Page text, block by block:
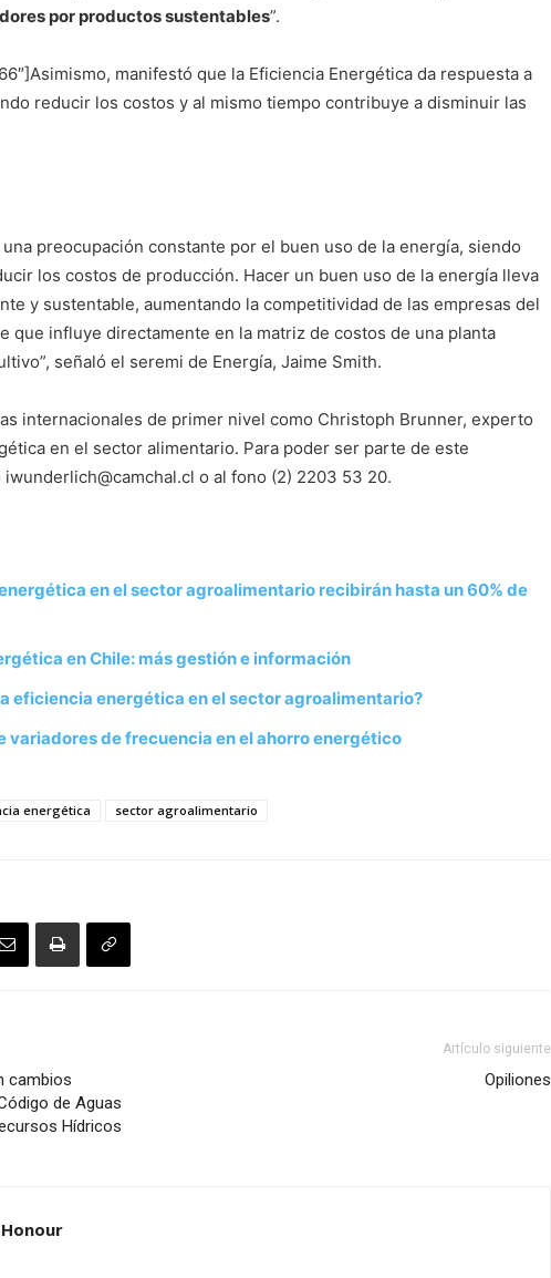
por productos sustentables”.
manifestó que la Eficiencia Energética da respuesta a
reducir los costos y al mismo tiempo contribuye a disminuir las
preocupación constante por el buen uso de la energía, siendo
los costos de producción. Hacer un buen uso de la energía lleva
y sustentable, aumentando la competitividad de las empresas del
que influye directamente en la matriz de costos de una planta
señaló el seremi de Energía, Jaime Smith.
internacionales de primer nivel como Christoph Brunner, experto
en el sector alimentario. Para poder ser parte de este
o al fono (2) 2203 53 20.
en el sector agroalimentario recibirán hasta un 60% de
en Chile: más gestión e información
eficiencia energética en el sector agroalimentario?
variadores de frecuencia en el ahorro energético
energética sector agroalimentario
cambios
de Aguas
Hídricos
Artículo siguiente
Opiliones